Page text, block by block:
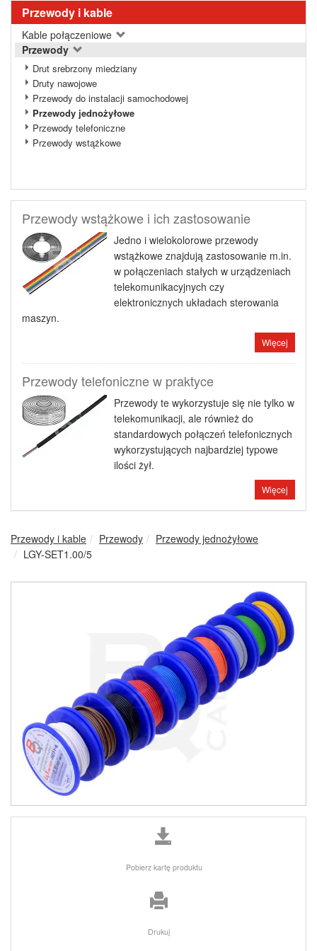
Przewody i kable
Kable połączeniowe
Przewody
Drut srebrzony miedziany
Druty nawojowe
Przewody do instalacji samochodowej
Przewody jednożyłowe
Przewody telefoniczne
Przewody wstążkowe
Przewody wstążkowe i ich zastosowanie
Jedno i wielokolorowe przewody
wstążkowe znajdują zastosowanie m.in.
w połączeniach stałych w urządzeniach
telekomunikacyjnych czy
elektronicznych układach sterowania
maszyn.
Więcej
Przewody telefoniczne w praktyce
Przewody te wykorzystuje się nie tylko w
telekomunikacji, ale również do
standardowych połączeń telefonicznych
wykorzystujących najbardziej typowe
ilości żył.
Więcej
Przewody i kable Przewody
Przewody jednożyłowe
LGY-SET1.00/5
Pobierz kartę produktu
Drukuj